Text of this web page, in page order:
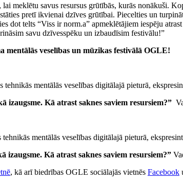
meklētu savus resursus grūtībās, kurās nonākuši.
pretī ikvienai dzīves grūtībai. Piecelties un
telts “Viss ir norm.a” apmeklētājiem iespēju
savu dzīvesspēku un izbaudīsim festivālu!”
veselības un mūzikas festivālā OGLE!
tehnikās mentālās veselības digitālajā pieturā,
Kā atrast saknes saviem resursiem?”
tehnikās mentālās veselības digitālajā pieturā,
Kā atrast saknes saviem resursiem?”
, kā arī biedrības OGLE sociālajās vietnēs Facebook